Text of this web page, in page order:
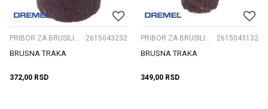
2615043232
BRUSNA TRAKA
372,00 RSD
2615043132
BRUSNA TRAKA
349,00 RSD